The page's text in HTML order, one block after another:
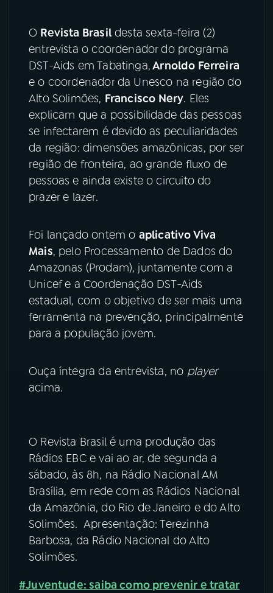
YouTube Facebook
X
TikTok
O Revista Brasildesta sexta-feira (2)
entrevista o coordenador do programa
DST-Aids em Tabatinga,Arnoldo Ferreira
e o coordenador da Unesco na região do
Alto Solimões, Francisco Nery. Eles
explicam que a possibilidade das pessoas
se infectarem é devido as peculiaridades
da região: dimensões amazônicas, por ser
região de fronteira, ao grande fluxo de
pessoas e ainda existe o circuito do
prazer e lazer.
Foi lançado ontem o aplicativo Viva
Mais, pelo Processamento de Dados do
Amazonas (Prodam), juntamente com a
Unicef e a Coordenação DST-Aids
estadual, com o objetivo de ser mais uma
ferramenta na prevenção, principalmente
para a população jovem.
Ouça íntegra da entrevista, no player
acima.
O Revista Brasil é uma produção das
Rádios EBC e vai ao ar, de segunda a
sábado, às 8h, na Rádio Nacional AM
Brasília, em rede com as Rádios Nacional
da Amazônia, do Rio de Janeiro e do Alto
Solimões. Apresentação: Terezinha
Barbosa, da Rádio Nacional do Alto
Solimões.
#Juventude: saiba como prevenir e tratar